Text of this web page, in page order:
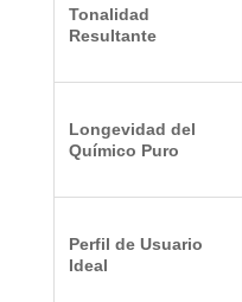
Tonalidad
Resultante
Longevidad del
Químico Puro
Perfil de Usuario
Ideal